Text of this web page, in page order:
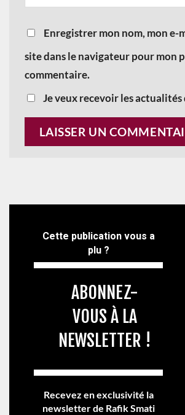
Enregistrer mon nom, mon e-
site dans le navigateur pour mon
commentaire.
Je veux recevoir les actualités
Cette publication vous a
plu ?
ABONNEZ-
VOUS À LA
NEWSLETTER !
Recevez en exclusivité la
newsletter de Rafik Smati